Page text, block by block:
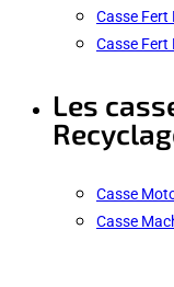
Casse
Casse Fert
Les
Casse
Casse